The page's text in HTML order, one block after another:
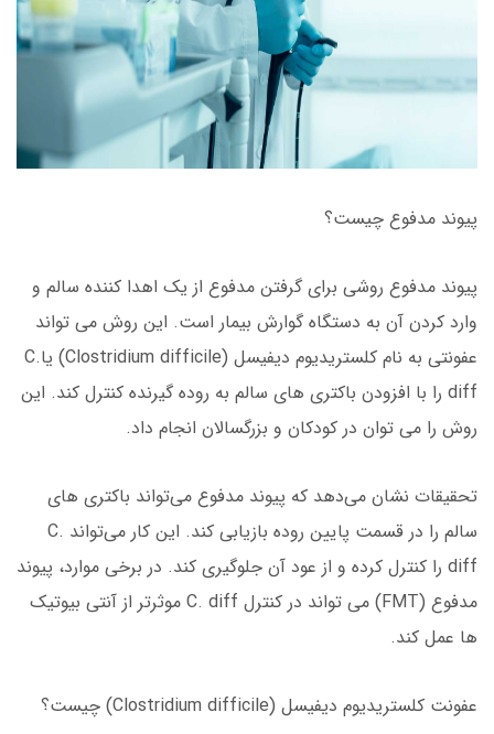
پیوند مدفوع چیست؟
پیوند مدفوع روشی برای گرفتن مدفوع از یک اهدا کننده سالم و
وارد کردن آن به دستگاه گوارش بیمار است. این روش می تواند
عفونتی به نام کلستریدیوم دیفیسل (Clostridium difficile) یاC.
diff را با افزودن باکتری های سالم به روده گیرنده کنترل کند. این
روش را می توان در کودکان و بزرگسالان انجام داد.
تحقیقات نشان می‌دهد که پیوند مدفوع می‌تواند باکتری های
سالم را در قسمت پایین روده بازیابی کند. این کار می‌تواند C.
diff را کنترل کرده و از عود آن جلوگیری کند. در برخی موارد، پیوند
مدفوع (FMT) می تواند در کنترل C. diff موثرتر از آنتی بیوتیک
ها عمل کند.
عفونت کلستریدیوم دیفیسل (Clostridium difficile) چیست؟